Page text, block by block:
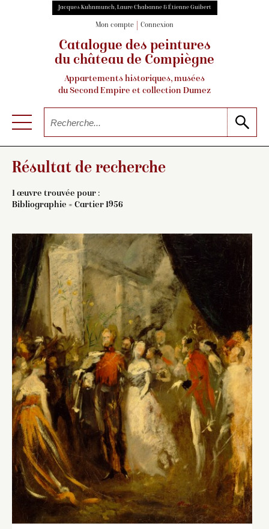
Jacques Kuhnmunch, Laure Chabanne & Étienne Guibert
Mon compte Connexion
Catalogue des peintures
du château de Compiègne
Appartements historiques, musées
du Second Empire et collection Dumez
Résultat de recherche
1 œuvre trouvée pour :
Bibliographie = Cartier 1956